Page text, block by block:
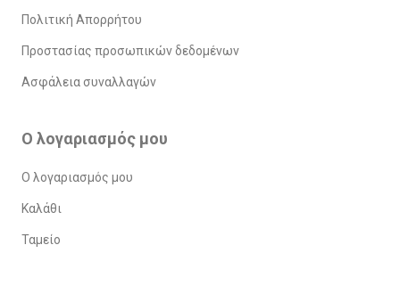
Πολιτική Απορρήτου
Προστασίας προσωπικών δεδομένων
Ασφάλεια συναλλαγών
Ο λογαριασμός μου
Ο λογαριασμός μου
Καλάθι
Ταμείο